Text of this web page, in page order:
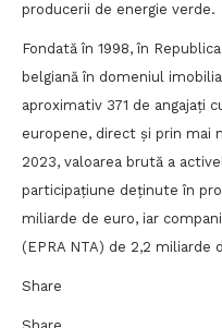
producerii de energie verde.
Fondată în 1998, în
belgiană în domeniul
aproximativ 371 de angajați
europene, direct și prin mai
2023, valoarea brută a
participațiune deținute în
miliarde de euro, iar
(EPRA NTA) de 2,2 miliarde
Share